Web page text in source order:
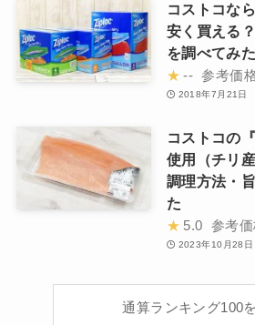
コストコな
安く買える
を調べてみた
★ -- 参考価
2018年7月21日
コストコの
使用（チリ
調理方法・
た
★ 5.0 参考価
2023年10月28日
通算ランキング100